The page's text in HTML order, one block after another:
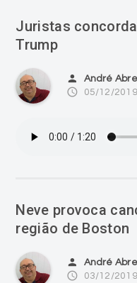
Juristas
Trump
person André
access_time 05/12/
Neve provoca
região de Boston
person André
access_time 03/12/